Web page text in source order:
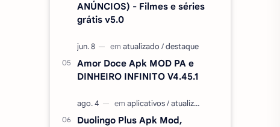
ANÚNCIOS) - Filmes e séries
grátis v5.0
Amor Doce Apk MOD PA e
DINHEIRO INFINITO V4.45.1
Duolingo Plus Apk Mod,